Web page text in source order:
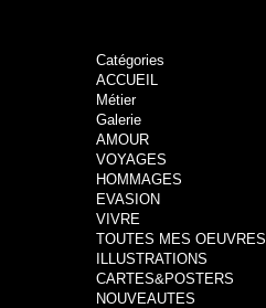
Catégories
ACCUEIL
Métier
Galerie
AMOUR
VOYAGES
HOMMAGES
EVASION
VIVRE
TOUTES MES OEUVRES
ILLUSTRATIONS
CARTES&POSTERS
NOUVEAUTES